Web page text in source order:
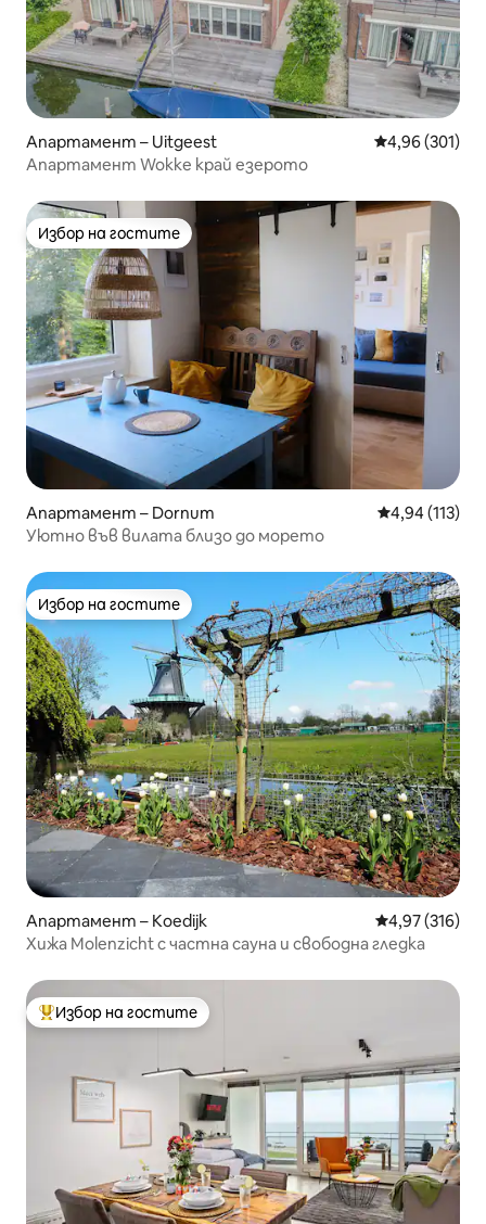
Апартамент – Uitgeest Средна
4,96 (301)
Апартамент Wokke край езерото
Избор на гостите
Избор на гостите
Апартамент – Dornum Средна
4,94 (113)
Уютно във вилата близо до морето
Избор на гостите
Избор на гостите
Апартамент – Koedijk Средна
4,97 (316)
Хижа Molenzicht с частна сауна и свободна гледка
Най-популярен избор на гостите
Избор на гостите